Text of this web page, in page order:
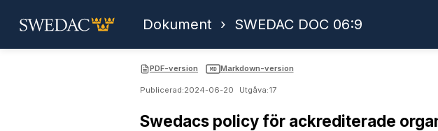
Dokument › SWEDAC DOC 06:9
PDF-version MD Markdown-version
Publicerad:2024-06-20 Utgåva:17
Swedacs policy för ackrediterade